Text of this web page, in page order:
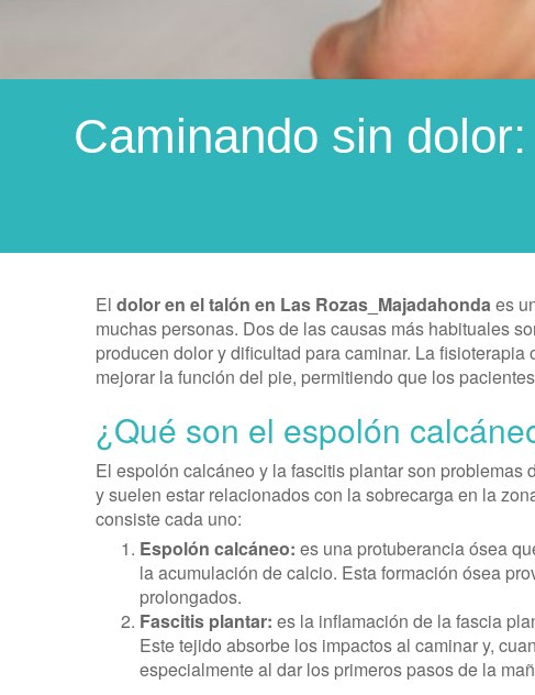
Caminando sin
El dolor en el talón en Las Rozas_Majadahondaes
muchas personas. Dos de las causas más habituales
producen dolor y dificultad para caminar. La
mejorar la función del pie, permitiendo que los
¿Qué son el espolón
El espolón calcáneo y la fascitis plantar son
y suelen estar relacionados con la sobrecarga en la
consiste cada uno:
Espolón calcáneo: es una protuberancia ósea
la acumulación de calcio. Esta formación ósea
prolongados.
Fascitis plantar: es la inflamación de la fascia
Este tejido absorbe los impactos al caminar y,
especialmente al dar los primeros pasos de la